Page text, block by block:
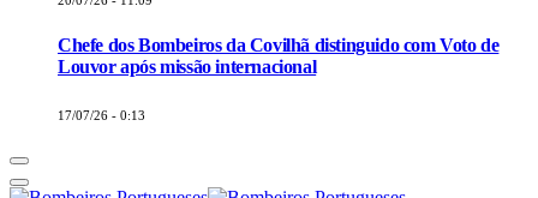
Chefe dos Bombeiros da Covilhã distinguido com Voto de
Louvor após missão internacional
17/07/26 - 0:13